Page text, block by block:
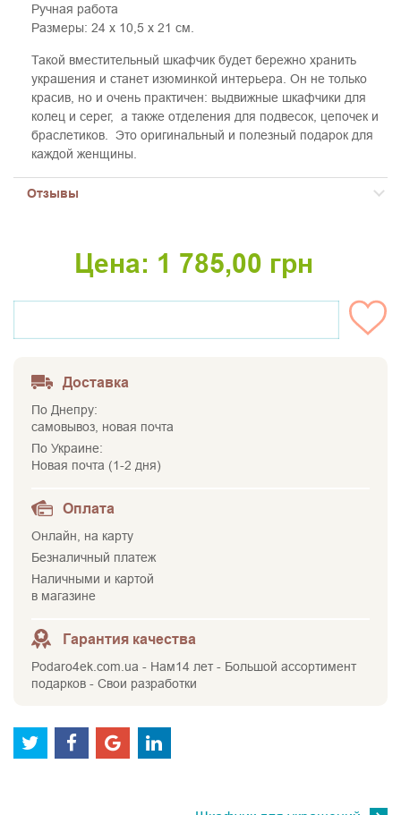
Ручная работа
Размеры: 24 х 10,5 х 21 см.
Такой вместительный шкафчик будет бережно хранить
украшения и станет изюминкой интерьера. Он не только
красив , но и очень практичен: выдвижные шкафчики для
колец и серег, а также отделения для подвесок, цепочек и
браслетиков. Это оригинальный и полезный подарок для
каждой женщины.
Отзывы
Цена: 1 785,00 грн
Доставка
По Днепру:
самовывоз, новая почта
По Украине:
Новая почта (1-2 дня)
Оплата
Онлайн, на карту
Безналичный платеж
Наличными и картой
в магазине
Гарантия качества
Podaro4ek.com.ua - Нам14 лет - Большой ассортимент
подарков - Свои разработки